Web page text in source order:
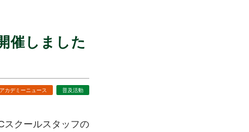
催しました
アカデミーニュース 普及活動
スクールスタッフの